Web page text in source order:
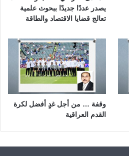
يصدر عددًا جديدًا ببحوث علمية
تعالج قضايا الاقتصاد والطاقة
وقفة … من أجل غدٍ أفضل لكرة
القدم العراقية